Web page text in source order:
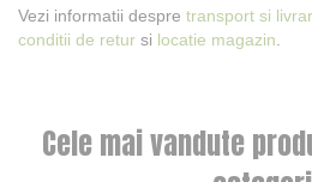
Vezi informatii despre transport si
conditii de retur si locatie magazin.
Cele mai vandute